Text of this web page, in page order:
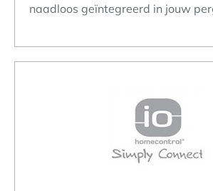
naadloos geïntegreerd in jouw